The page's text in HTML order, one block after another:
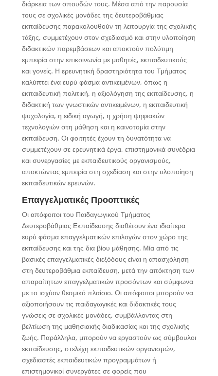
διάρκεια των σπουδών τους. Μέσα από την παρουσία
τους σε σχολικές μονάδες της δευτεροβάθμιας
εκπαίδευσης παρακολουθούν τη λειτουργία της σχολικής
τάξης, συμμετέχουν στον σχεδιασμό και στην υλοποίηση
διδακτικών παρεμβάσεων και αποκτούν πολύτιμη
εμπειρία στην επικοινωνία με μαθητές, εκπαιδευτικούς
και γονείς. Η ερευνητική δραστηριότητα του Τμήματος
καλύπτει ένα ευρύ φάσμα αντικειμένων, όπως η
εκπαιδευτική πολιτική, η αξιολόγηση της εκπαίδευσης, η
διδακτική των γνωστικών αντικειμένων, η εκπαιδευτική
ψυχολογία, η ειδική αγωγή, η χρήση ψηφιακών
τεχνολογιών στη μάθηση και η καινοτομία στην
εκπαίδευση. Οι φοιτητές έχουν τη δυνατότητα να
συμμετέχουν σε ερευνητικά έργα, επιστημονικά συνέδρια
και συνεργασίες με εκπαιδευτικούς οργανισμούς,
αποκτώντας εμπειρία στη σχεδίαση και στην υλοποίηση
εκπαιδευτικών ερευνών.
Επαγγελματικές Προοπτικές
Οι απόφοιτοι του Παιδαγωγικού Τμήματος
Δευτεροβάθμιας Εκπαίδευσης διαθέτουν ένα ιδιαίτερα
ευρύ φάσμα επαγγελματικών επιλογών στον χώρο της
εκπαίδευσης και της δια βίου μάθησης. Μία από τις
βασικές επαγγελματικές διεξόδους είναι η απασχόληση
στη δευτεροβάθμια εκπαίδευση, μετά την απόκτηση των
απαραίτητων επαγγελματικών προσόντων και σύμφωνα
με το ισχύον θεσμικό πλαίσιο. Οι απόφοιτοι μπορούν να
αξιοποιήσουν τις παιδαγωγικές και διδακτικές τους
γνώσεις σε σχολικές μονάδες, συμβάλλοντας στη
βελτίωση της μαθησιακής διαδικασίας και της σχολικής
ζωής. Παράλληλα, μπορούν να εργαστούν ως σύμβουλοι
εκπαίδευσης, στελέχη εκπαιδευτικών οργανισμών,
σχεδιαστές εκπαιδευτικών προγραμμάτων ή
επιστημονικοί συνεργάτες σε φορείς που